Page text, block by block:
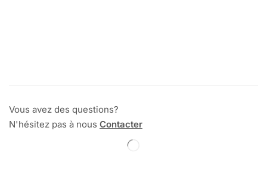
Vous avez des questions?
N'hésitez pas à nous Contacter